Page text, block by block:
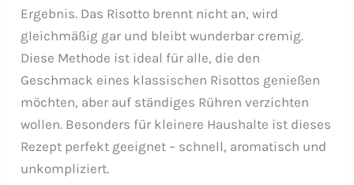
Ergebnis. Das Risotto brennt nicht an, wird
gleichmäßig gar und bleibt wunderbar cremig.
Diese Methode ist ideal für alle, die den
Geschmack eines klassischen Risottos genießen
möchten, aber auf ständiges Rühren verzichten
wollen. Besonders für kleinere Haushalte ist dieses
Rezept perfekt geeignet – schnell, aromatisch und
unkompliziert.